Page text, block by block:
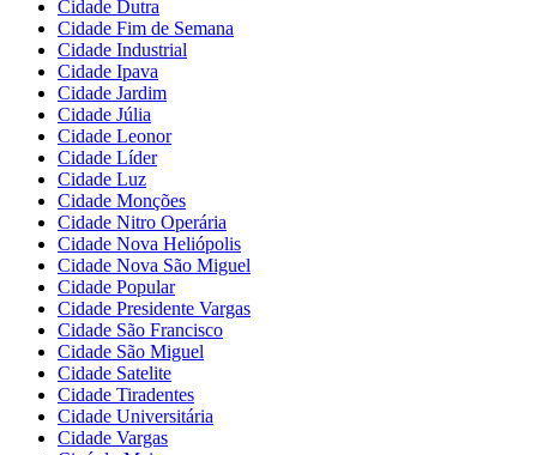
Cidade Dutra
Cidade Fim de Semana
Cidade Industrial
Cidade Ipava
Cidade Jardim
Cidade Júlia
Cidade Leonor
Cidade Líder
Cidade Luz
Cidade Monções
Cidade Nitro Operária
Cidade Nova Heliópolis
Cidade Nova São Miguel
Cidade Popular
Cidade Presidente Vargas
Cidade São Francisco
Cidade São Miguel
Cidade Satelite
Cidade Tiradentes
Cidade Universitária
Cidade Vargas